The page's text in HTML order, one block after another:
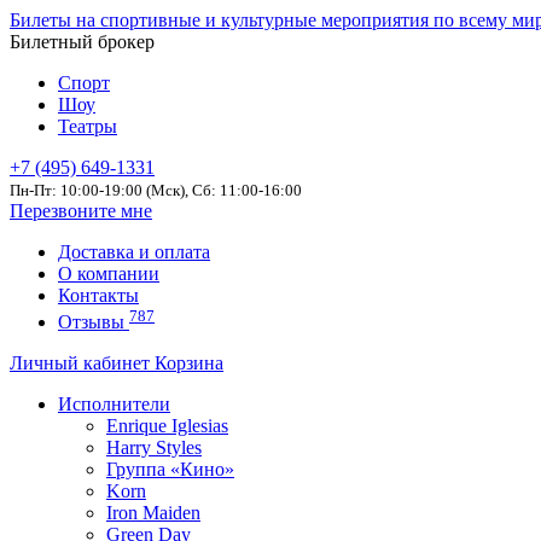
Билеты на спортивные и культурные мероприятия по всему
Билетный брокер
Спорт
Шоу
Театры
+7 (495) 649-1331
Пн-Пт: 10:00-19:00 (Мск), Сб: 11:00-16:00
Перезвоните мне
Доставка и оплата
О компании
Контакты
Отзывы 787
Личный кабинет Корзина
Исполнители
Enrique Iglesias
Harry Styles
Группа «Кино»
Korn
Iron Maiden
Green Day